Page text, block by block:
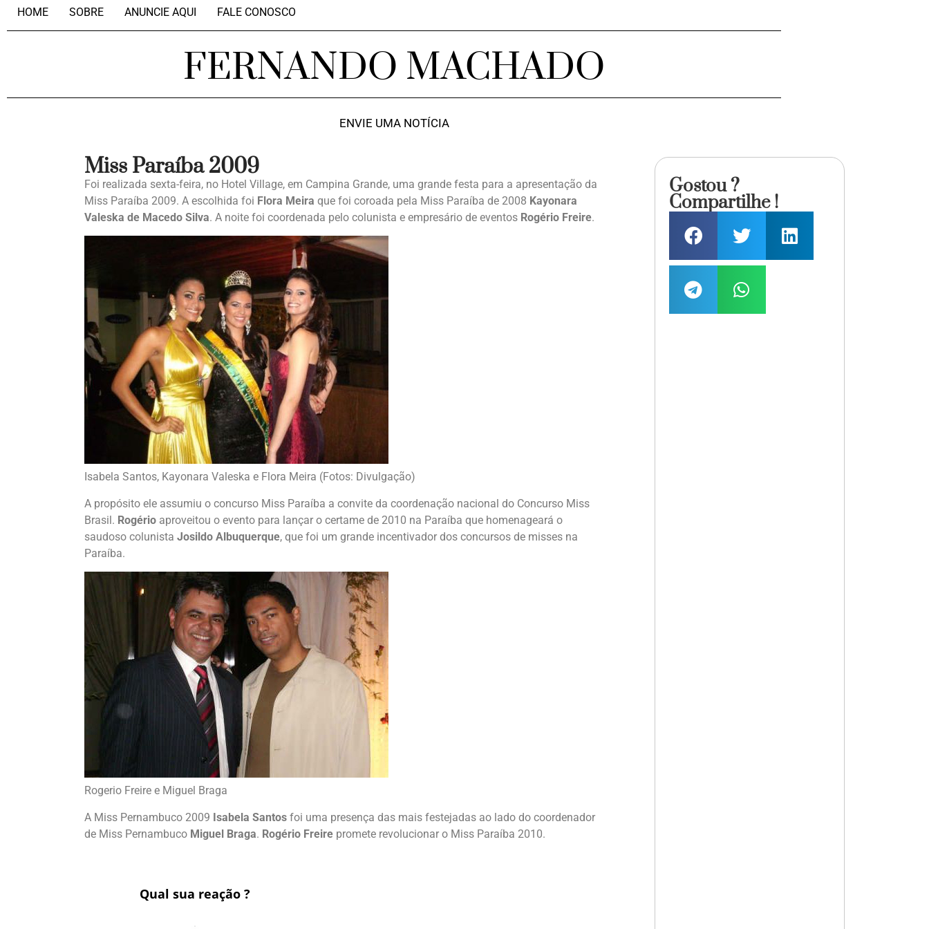
HOME SOBRE ANUNCIE AQUI FALE CONOSCO
FERNANDO MACHADO
ENVIE UMA NOTÍCIA
Miss Paraíba 2009
Foi realizada sexta-feira, no Hotel Village, em Campina Grande, uma grande festa para a apresentação da
Miss Paraíba 2009. A escolhida foi Flora Meira que foi coroada pela Miss Paraíba de 2008 Kayonara
Valeska de Macedo Silva. A noite foi coordenada pelo colunista e empresário de eventos Rogério Freire.
Isabela Santos, Kayonara Valeska e Flora Meira (Fotos: Divulgação)
A propósito ele assumiu o concurso Miss Paraíba a convite da coordenação nacional do Concurso Miss
Brasil. Rogério aproveitou o evento para lançar o certame de 2010 na Paraíba que homenageará o
saudoso colunista Josildo Albuquerque, que foi um grande incentivador dos concursos de misses na
Paraíba.
Rogerio Freire e Miguel Braga
A Miss Pernambuco 2009 Isabela Santos foi uma presença das mais festejadas ao lado do coordenador
de Miss Pernambuco Miguel Braga. Rogério Freire promete revolucionar o Miss Paraíba 2010.
Qual sua reação ?
Gostou ?
Compartilhe !